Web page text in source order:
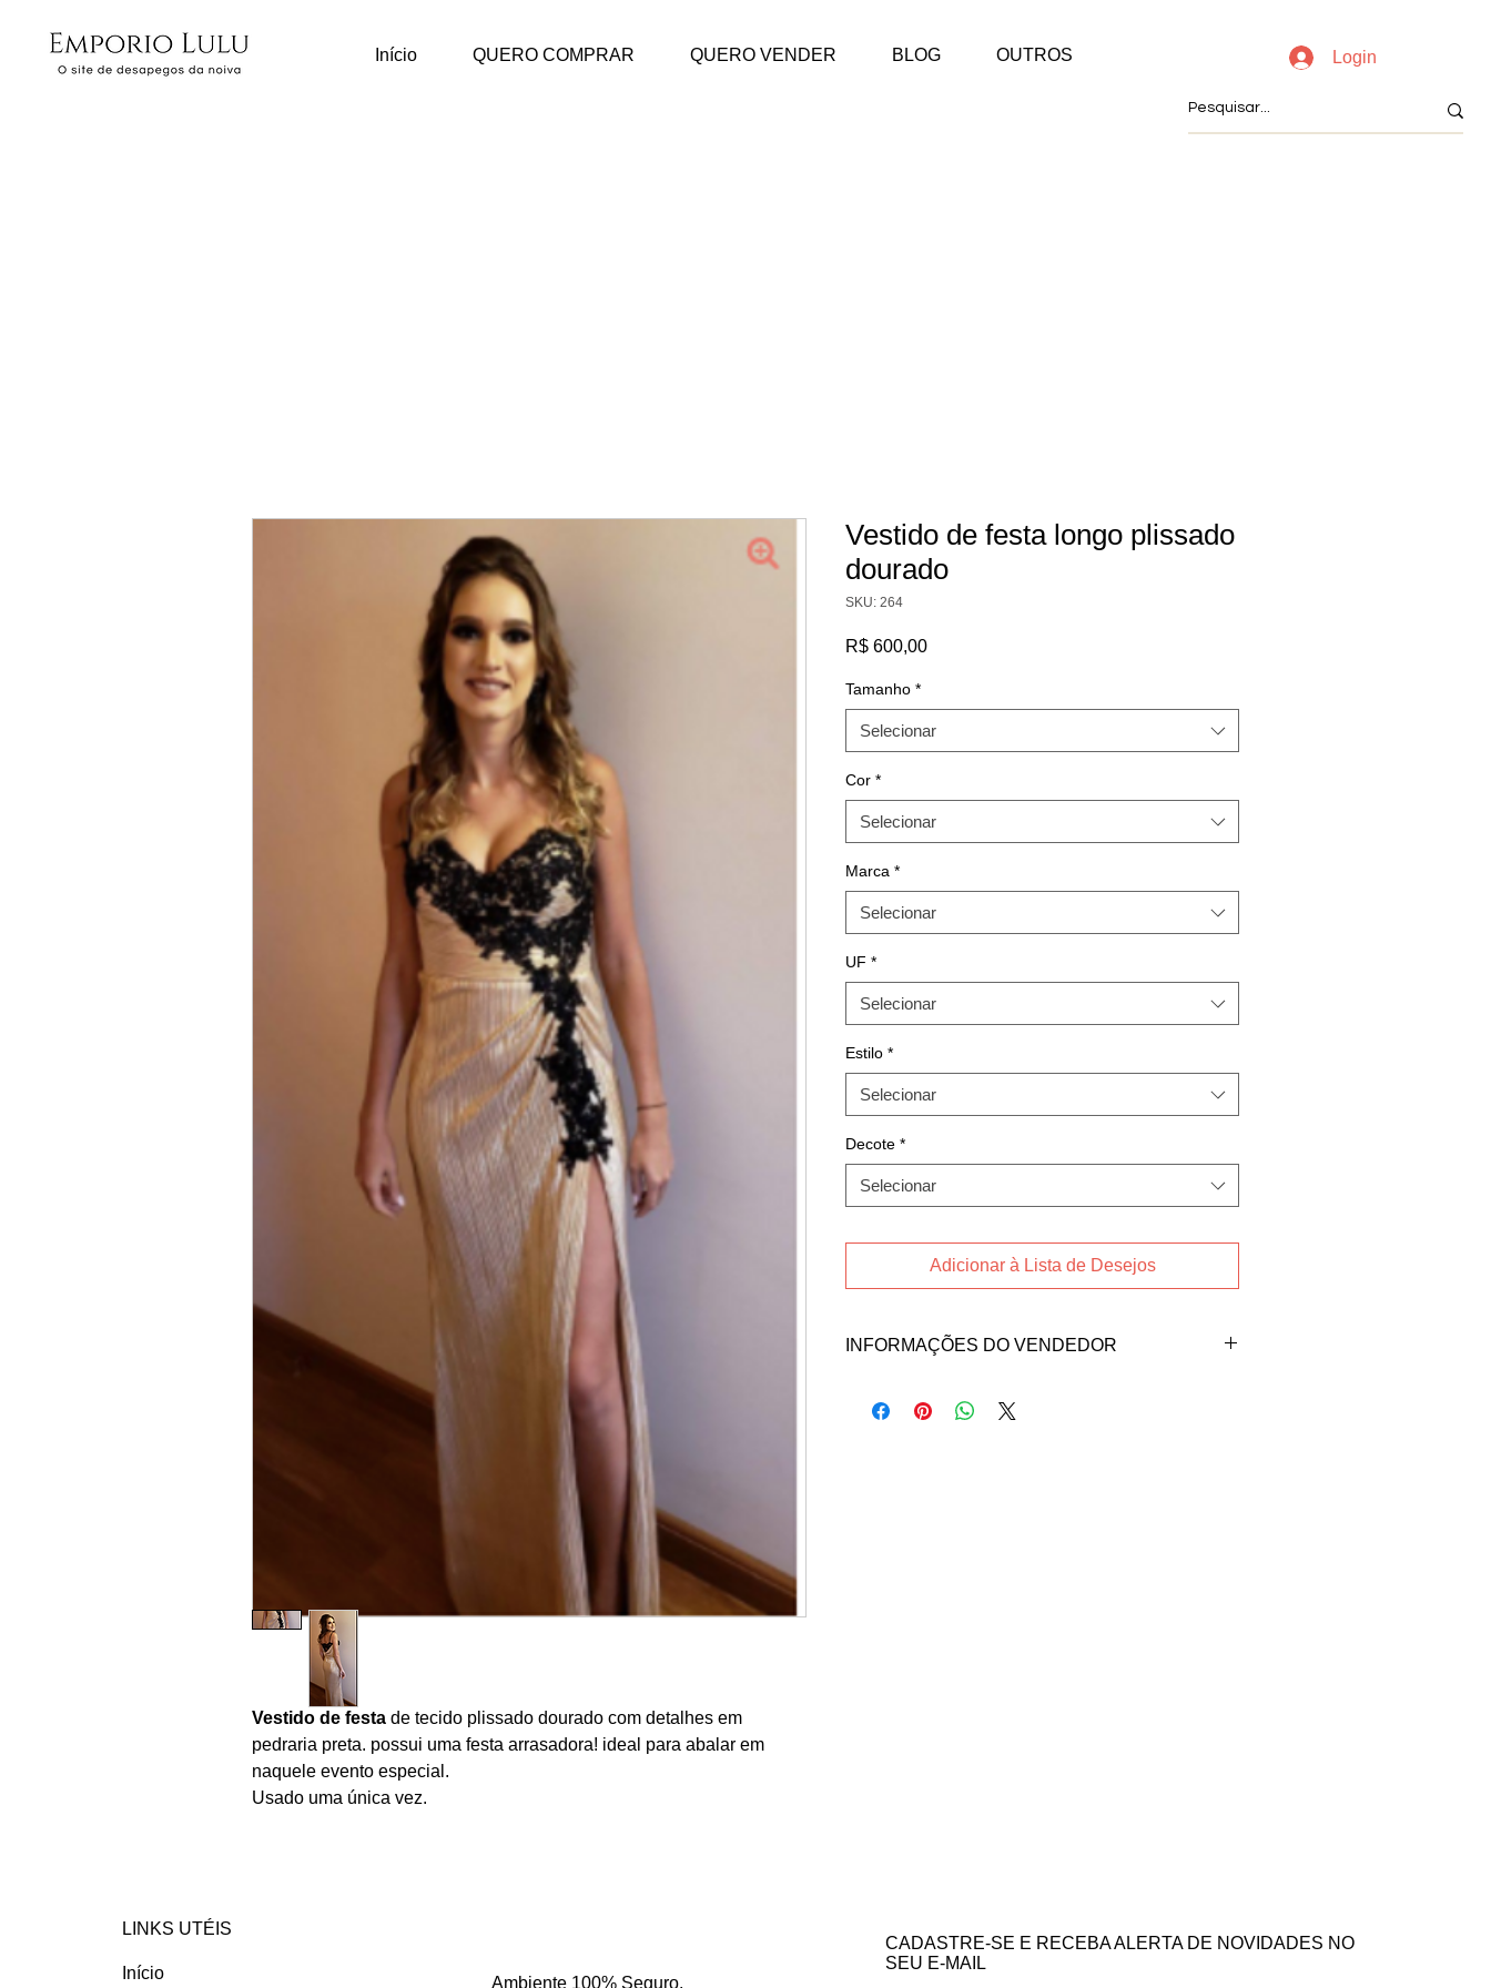
Início QUERO COMPRAR QUERO VENDER BLOG OUTROS Login
Vestido de festa de tecido plissado dourado com detalhes em
pedraria preta. possui uma festa arrasadora! ideal para abalar em
naquele evento especial.
Usado uma única vez.
Vestido de festa longo plissado
dourado
SKU: 264
R$ 600,00Preço
Tamanho *
Selecionar
Cor *
Selecionar
Marca *
Selecionar
UF *
Selecionar
Estilo *
Selecionar
Decote *
Selecionar
Adicionar à Lista de Desejos
INFORMAÇÕES DO VENDEDOR
contato abaixo:
LINKS UTÉIS
Início
Ambiente 100% Seguro.
CADASTRE-SE E RECEBA ALERTA DE NOVIDADES NO
SEU E-MAIL